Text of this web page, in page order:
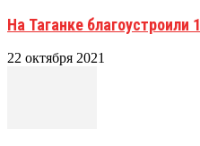
На Таганке благоустроили
22 октября 2021